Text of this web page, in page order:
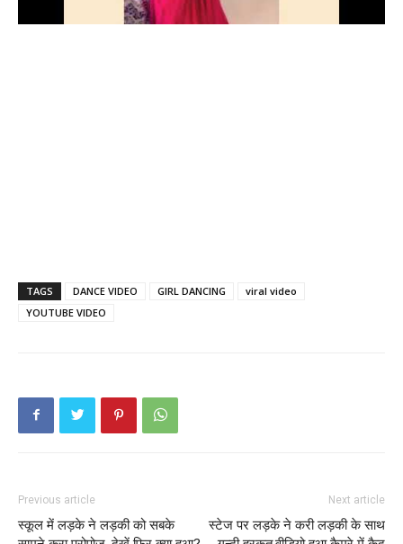
TAGS DANCE VIDEO GIRL DANCING
viral video
YOUTUBE VIDEO
Previous article
स्कूल में लड़के ने लड़की को सबके
Next article
स्टेज पर लड़के ने करी लड़की के साथ